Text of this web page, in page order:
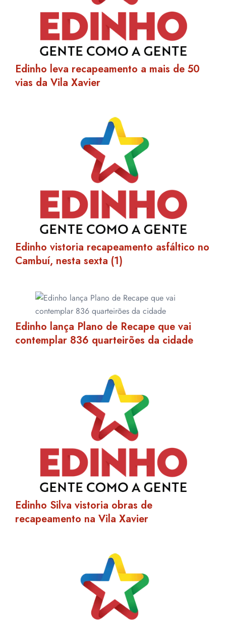
Edinho leva recapeamento a mais de 50
vias da Vila Xavier
Edinho vistoria recapeamento asfáltico no
Cambuí, nesta sexta (1)
Edinho lança Plano de Recape que vai
contemplar 836 quarteirões da cidade
Edinho Silva vistoria obras de
recapeamento na Vila Xavier